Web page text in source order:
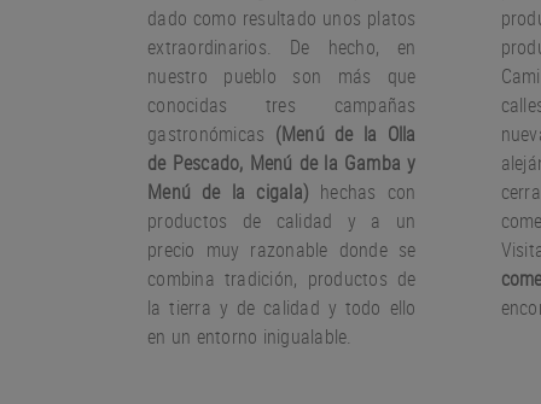
dado como resultado unos platos
extraordinarios.
De hecho,
en
nuestro
pueblo
son más que
conocidas
tres
campañas
gastronómicas (Menú de la Olla
de Pescado, Menú de la Gamba y
Menú de la cigala) hechas con
productos
de calidad y a un
precio muy razonable donde se
combina tradición, productos de
la tierra y de calidad y todo ello
en un entorno inigualable.